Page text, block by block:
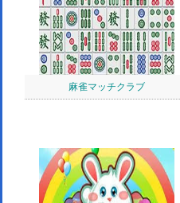
麻雀マッチクラブ